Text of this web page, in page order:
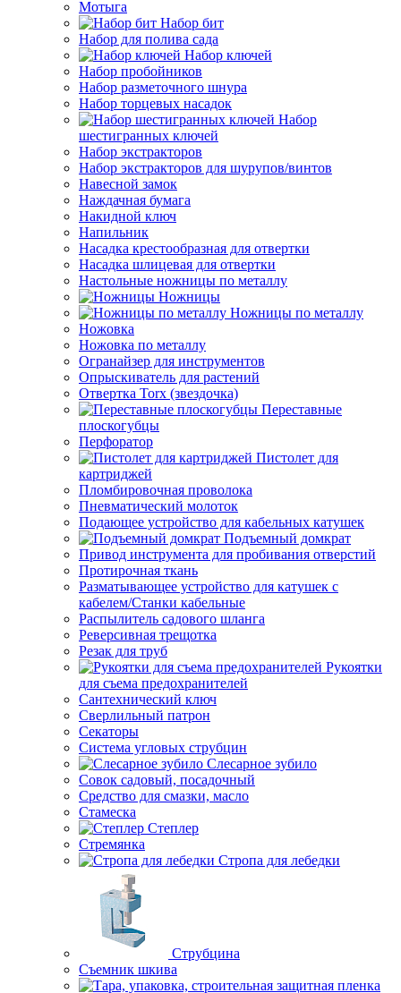
Мотыга
Набор бит
Набор для полива сада
Набор ключей
Набор пробойников
Набор разметочного шнура
Набор торцевых насадок
Набор
шестигранных ключей
Набор экстракторов
Набор экстракторов для шурупов/винтов
Навесной замок
Наждачная бумага
Накидной ключ
Напильник
Насадка крестообразная для отвертки
Насадка шлицевая для отвертки
Настольные ножницы по металлу
Ножницы
Ножницы по металлу
Ножовка
Ножовка по металлу
Огранайзер для инструментов
Опрыскиватель для растений
Отвертка Torx (звездочка)
Переставные
плоскогубцы
Перфоратор
Пистолет для
картриджей
Пломбировочная проволока
Пневматический молоток
Подающее устройство для кабельных катушек
Подъемный домкрат
Привод инструмента для пробивания отверстий
Протирочная ткань
Разматывающее устройство для катушек с
кабелем/Станки кабельные
Распылитель садового шланга
Реверсивная трещотка
Резак для труб
Рукоятки
для съема предохранителей
Сантехнический ключ
Сверлильный патрон
Секаторы
Система угловых струбцин
Слесарное зубило
Совок садовый, посадочный
Средство для смазки, масло
Стамеска
Степлер
Стремянка
Стропа для лебедки
Струбцина
Съемник шкива